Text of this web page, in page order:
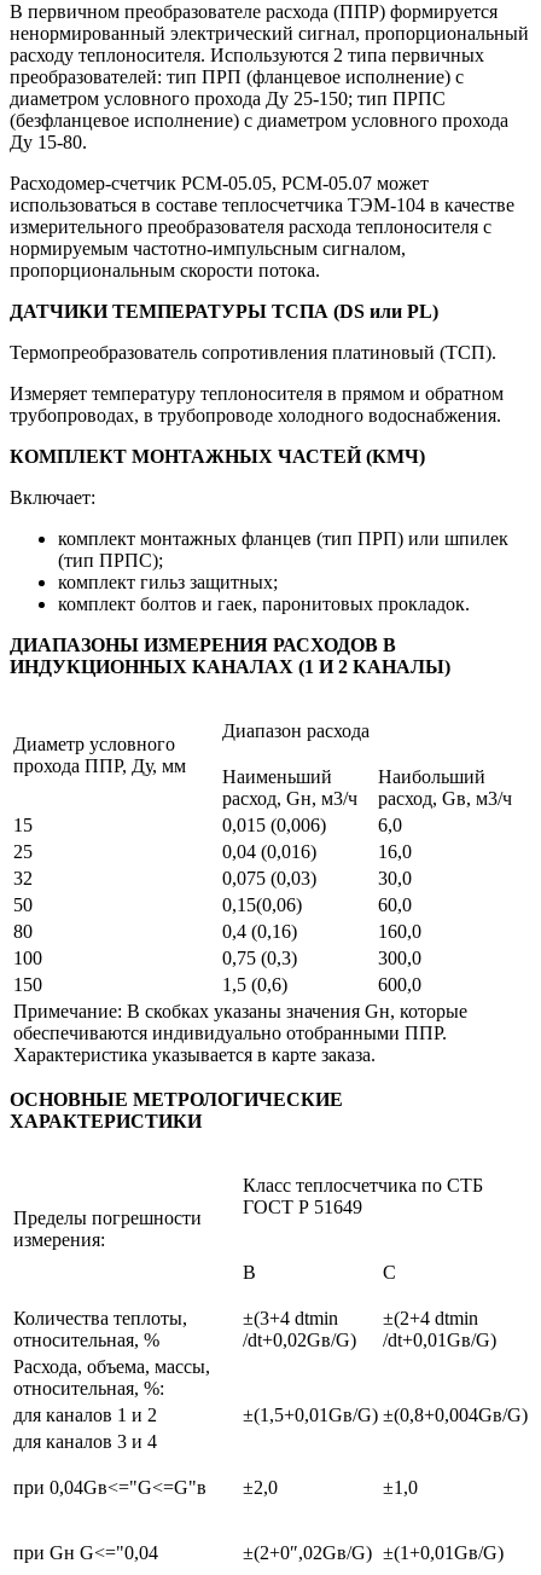
В первичном преобразователе расхода (ППР) формируется
ненормированный электрический сигнал, пропорциональный
расходу теплоносителя. Используются 2 типа первичных
преобразователей: тип ПРП (фланцевое исполнение) с
диаметром условного прохода Ду 25-150; тип ПРПС
(безфланцевое исполнение) с диаметром условного прохода
Ду 15-80.
Расходомер-счетчик РСМ-05.05, РСМ-05.07 может
использоваться в составе теплосчетчика ТЭМ-104 в качестве
измерительного преобразователя расхода теплоносителя с
нормируемым частотно-импульсным сигналом,
пропорциональным скорости потока.
ДАТЧИКИ ТЕМПЕРАТУРЫ ТСПА (DS или PL)
Термопреобразователь сопротивления платиновый (ТСП).
Измеряет температуру теплоносителя в прямом и обратном
трубопроводах, в трубопроводе холодного водоснабжения.
КОМПЛЕКТ МОНТАЖНЫХ ЧАСТЕЙ (КМЧ)
Включает:
комплект монтажных фланцев (тип ПРП) или шпилек
(тип ПРПС);
комплект гильз защитных;
комплект болтов и гаек, паронитовых прокладок.
ДИАПАЗОНЫ ИЗМЕРЕНИЯ РАСХОДОВ В
ИНДУКЦИОННЫХ КАНАЛАХ (1 И 2 КАНАЛЫ)
Диаметр условного
прохода ППР, Ду, мм
Диапазон расхода
Наименьший
расход, Gн, м3/ч
Наибольший
расход, Gв, м3/ч
15
0,015 (0,006)
6,0
25
0,04 (0,016)
16,0
32
0,075 (0,03)
30,0
50
0,15(0,06)
60,0
80
0,4 (0,16)
160,0
100
0,75 (0,3)
300,0
150
1,5 (0,6)
600,0
Примечание: В скобках указаны значения Gн, которые
обеспечиваются индивидуально отобранными ППР.
Характеристика указывается в карте заказа.
ОСНОВНЫЕ МЕТРОЛОГИЧЕСКИЕ
ХАРАКТЕРИСТИКИ
Пределы погрешности
измерения:
Класс теплосчетчика по СТБ
ГОСТ Р 51649
В С
Количества теплоты,
относительная, %
±(3+4 dtmin
/dt+0,02Gв/G)
±(2+4 dtmin
/dt+0,01Gв/G)
Расхода, объема, массы,
относительная, %:
для каналов 1 и 2
±(1,5+0,01Gв/G) ±(0,8+0,004Gв/G)
для каналов 3 и 4
при 0,04Gв<="G<=G"в ±2,0 ±1,0
при Gн G<="0,04 ±(2+0″,02Gв/G) ±(1+0,01Gв/G)